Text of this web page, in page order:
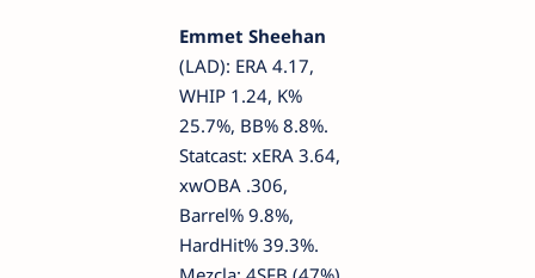
Emmet Sheehan
(LAD): ERA 4.17,
WHIP 1.24, K%
25.7%, BB% 8.8%.
Statcast: xERA 3.64,
xwOBA .306,
Barrel% 9.8%,
HardHit% 39.3%.